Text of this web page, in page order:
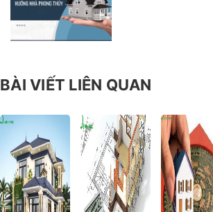
BÀI VIẾT LIÊN QUAN